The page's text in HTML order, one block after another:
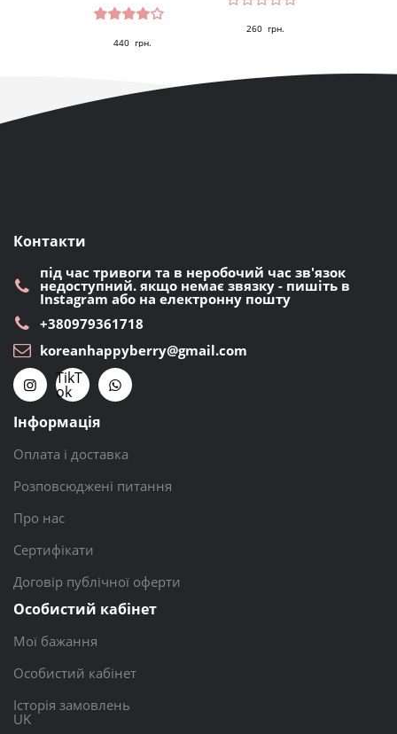
Оцінен
о в4.00
440 грн.
260 грн.
Контакти
під час тривоги та в неробочий час зв'язок
недоступний. якщо немає звязку - пишіть в
Instagram або на електронну пошту
+380979361718
koreanhappyberry@gmail.com
TikT
ok
Інформація
Оплата і доставка
Розповсюджені питання
Про нас
Сертифікати
Договір публічної оферти
Особистий кабінет
Мої бажання
Особистий кабінет
Історія замовлень
UK